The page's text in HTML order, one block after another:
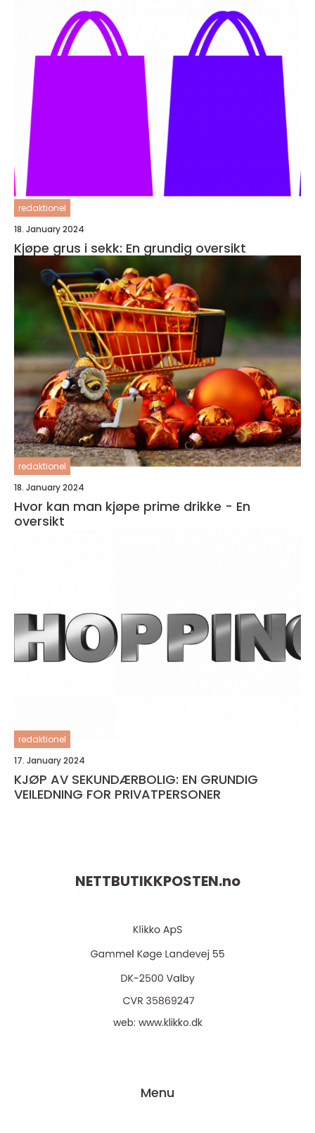
redaktionel
18. January 2024
Kjøpe grus i sekk: En grundig oversikt
redaktionel
18. January 2024
Hvor kan man kjøpe prime drikke - En
oversikt
redaktionel
17. January 2024
KJØP AV SEKUNDÆRBOLIG: EN GRUNDIG
VEILEDNING FOR PRIVATPERSONER
NETTBUTIKKPOSTEN.no
web: www.klikko.dk
Menu